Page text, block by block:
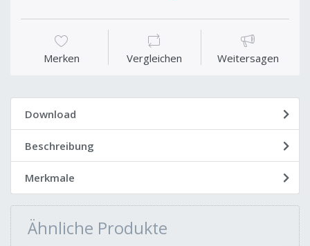
Merken Vergleichen Weitersagen
Download
Beschreibung
Merkmale
Ähnliche Produkte